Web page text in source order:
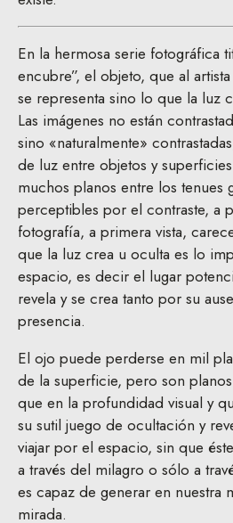
En la hermosa serie fotográfica
encubre”, el objeto, que al
se representa sino lo que la luz
Las imágenes no están
sino «naturalmente»
de luz entre objetos y
muchos planos entre los tenues
perceptibles por el contraste, a
fotografía, a primera vista,
que la luz crea u oculta es lo
espacio, es decir el lugar
revela y se crea tanto por su
presencia.
El ojo puede perderse en mil
de la superficie, pero son
que en la profundidad visual y
su sutil juego de ocultación y
viajar por el espacio, sin que
a través del milagro o sólo a
es capaz de generar en nuestra
mirada.